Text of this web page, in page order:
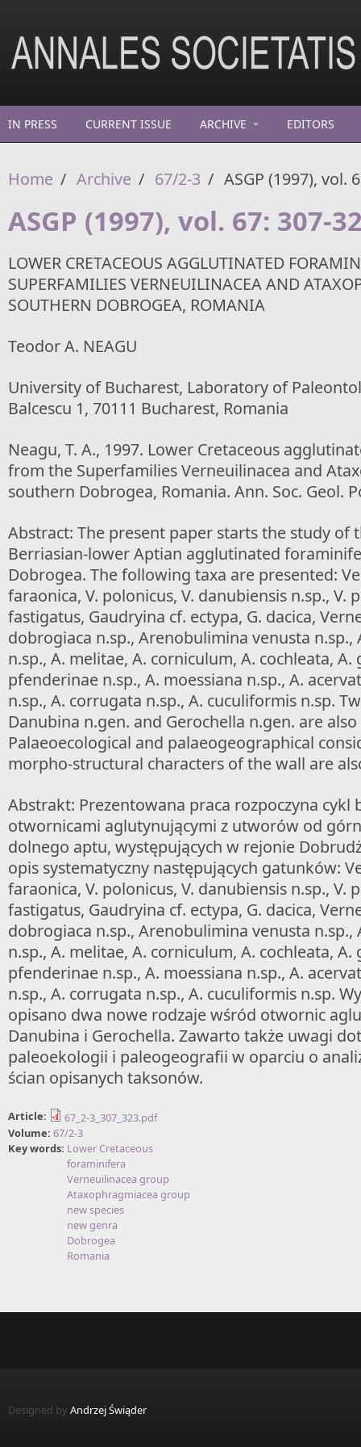
IN PRESS CURRENT ISSUE ARCHIVE EDITORS
Home / Archive / 67/2-3 / ASGP (1997), vol.
ASGP (1997), vol. 67: 307-
LOWER CRETACEOUS AGGLUTINATED
SUPERFAMILIES VERNEUILINACEA AND
SOUTHERN DOBROGEA, ROMANIA
Teodor A. NEAGU
University of Bucharest, Laboratory of
Balcescu 1, 70111 Bucharest, Romania
Neagu, T. A., 1997. Lower Cretaceous
from the Superfamilies Verneuilinacea and
southern Dobrogea, Romania. Ann. Soc. Geol.
Abstract: The present paper starts the study of
Berriasian-lower Aptian agglutinated
Dobrogea. The following taxa are presented:
faraonica, V. polonicus, V. danubiensis n.sp., V.
fastigatus, Gaudryina cf. ectypa, G. dacica,
dobrogiaca n.sp., Arenobulimina venusta
n.sp., A. melitae, A. corniculum, A. cochleata, A.
pfenderinae n.sp., A. moessiana n.sp., A.
n.sp., A. corrugata n.sp., A. cuculiformis n.sp.
Danubina n.gen. and Gerochella n.gen. are
Palaeoecological and palaeogeographical
morpho-structural characters of the wall are
Abstrakt: Prezentowana praca rozpoczyna cykl
otwornicami aglutynującymi z utworów od
dolnego aptu, występujących w rejonie
opis systematyczny następujących gatunków:
faraonica, V. polonicus, V. danubiensis n.sp., V.
fastigatus, Gaudryina cf. ectypa, G. dacica,
dobrogiaca n.sp., Arenobulimina venusta
n.sp., A. melitae, A. corniculum, A. cochleata, A.
pfenderinae n.sp., A. moessiana n.sp., A.
n.sp., A. corrugata n.sp., A. cuculiformis n.sp.
opisano dwa nowe rodzaje wśród otwornic
Danubina i Gerochella. Zawarto także uwagi
paleoekologii i paleogeografii w oparciu o
ścian opisanych taksonów.
Article:
67_2-3_307_323.pdf
Volume: 67/2-3
Key words: Lower Cretaceous
foraminifera
Verneuilinacea group
Ataxophragmiacea group
new species
new genra
Dobrogea
Romania
Designed by Andrzej Świąder